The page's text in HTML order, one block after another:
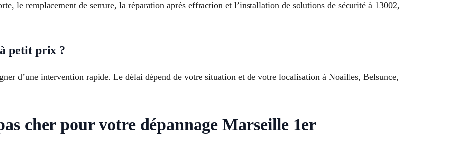
le remplacement de serrure, la réparation après effraction et l’installation de solutions de sécurité à 13002,
petit prix ?
d’une intervention rapide. Le délai dépend de votre situation et de votre localisation à Noailles, Belsunce,
cher pour votre dépannage Marseille 1er